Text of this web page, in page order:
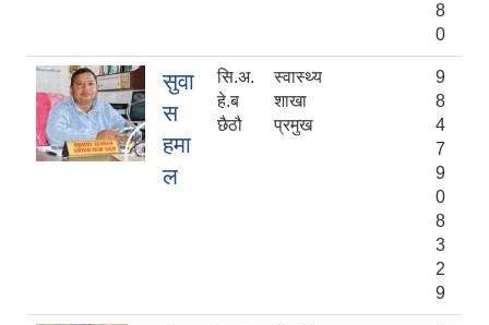
8
0
सुवा
स
हमा
ल
सि.अ.
हे.ब
छैठौ
स्वास्थ्य
शाखा
प्रमुख
9
8
4
7
9
0
8
3
2
9